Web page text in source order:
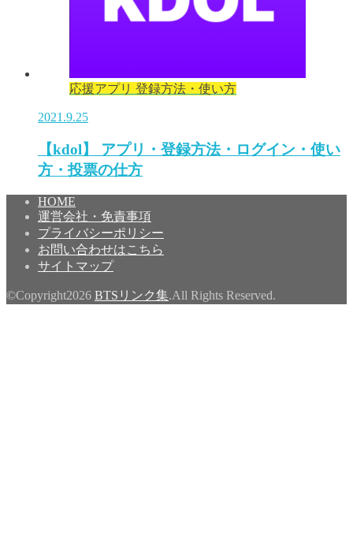
応援アプリ 登録方法・使い方
2021.9.25
【kdol】 アプリ・登録方法・ログイン・使い
方・投票の仕方
HOME
運営会社・免責事項
プライバシーポリシー
お問い合わせはこちら
サイトマップ
©Copyright2026 BTSリンク集.All Rights Reserved.